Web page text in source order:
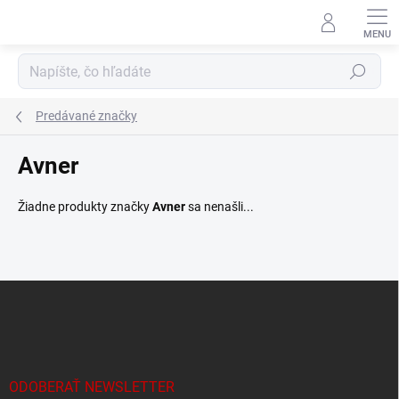
Hľadať
Predávané značky
Avner
Žiadne produkty značkyAvnersa nenašli...
ODOBERAŤ NEWSLETTER